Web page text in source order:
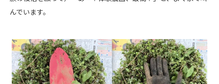
んでいます。